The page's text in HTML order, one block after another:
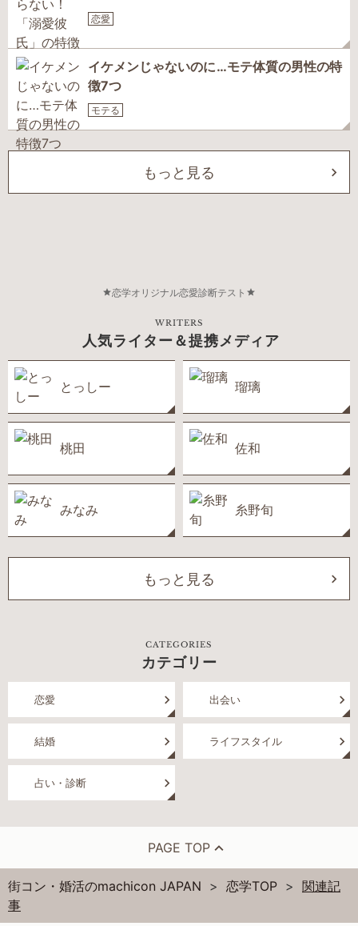
恋愛
イケメンじゃないのに…モテ体質の男性の特
徴7つ
モテる
もっと見る
恋学オリジナル恋愛診断テスト
WRITERS
人気ライター＆提携メディア
とっしー 瑠璃
桃田 佐和
みなみ 糸野旬
もっと見る
CATEGORIES
カテゴリー
恋愛 出会い
結婚 ライフスタイル
占い・診断
PAGE TOP
街コン・婚活のmachicon JAPAN 恋学TOP
関連記
事